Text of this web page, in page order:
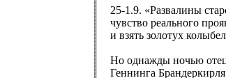
25-1.9. «Развалины
чувство реального
и взять золотух
Но однажды ночью отец
Геннинга